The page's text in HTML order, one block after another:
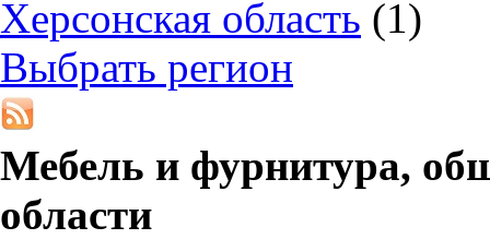
Херсонская область (1)
Выбрать регион
Мебель и фурнитура,
области